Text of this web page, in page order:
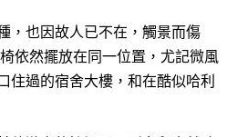
，也因故人已不在，觸景而傷
依然擺放在同一位置，尤記微風
住過的宿舍大樓，和在酷似哈利